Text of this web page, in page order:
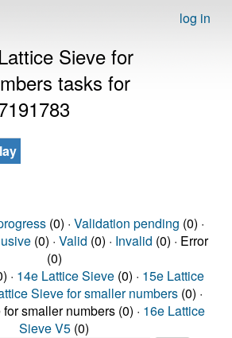
log in
Sieve for
tasks for
(0) · Validation pending (0) ·
(0) · Valid (0) · Invalid (0) · Error
(0)
· 14e Lattice Sieve (0) · 15e Lattice
Sieve for smaller numbers (0) ·
smaller numbers (0) · 16e Lattice
Sieve V5 (0)